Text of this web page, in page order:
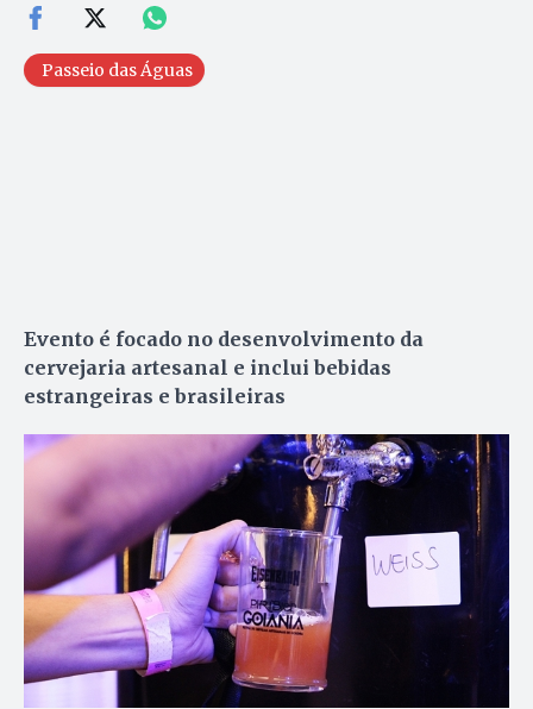
Passeio das Águas
Evento é focado no desenvolvimento da
cervejaria artesanal e inclui bebidas
estrangeiras e brasileiras